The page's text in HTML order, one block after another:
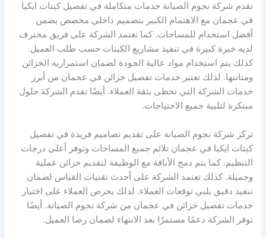
تقدم شركة نجوم الصيانة خدمات متكاملة في تفصيل كبتات ايكيا
في عجمان مع الاهتمام الكبير بتصميم داخلي مخصص يضمن
أفضل استخدام للمساحات. كما تعتمد الشركة على فريق محترف
لديه خبرة كبيرة في تنفيذ مشاريع الكبتات حسب طلب العميل.
كذلك يتم استخدام مواد عالية الجودة لضمان استمرارية الخزائن
ومتانتها. لذلك تعتبر خدمات تفصيل خزائن في عجمان من أبرز
خدمات الشركة التي تحظى بثقة العملاء. أيضًا تقدم الشركة حلول
مبتكرة لتلبية جميع الاحتياجات.
تركز شركة نجوم الصيانة على تقديم تصاميم فريدة في تفصيل
كبتات ايكيا في عجمان تلائم جميع المساحات وتوفر أعلى درجات
التنظيم. كما يتم دمج الأناقة مع الوظيفة لتقديم خزائن عملية
وجميلة. كذلك تعتمد الشركة على أحدث تقنيات القياس لضمان
تنفيذ دقيق يلبي توقعات العملاء. لذلك يحرص العملاء على اختيار
خدمات تفصيل خزائن في عجمان من شركة نجوم الصيانة. أيضًا
توفر الشركة دعمًا مستمرًا بعد الانتهاء لضمان رضا العميل.